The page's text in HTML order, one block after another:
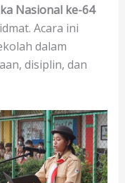
Nasional ke-64
Acara ini
dalam
disiplin, dan
Keterangan